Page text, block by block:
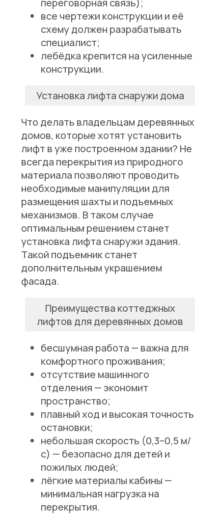
все чертежи конструкции и её
схему должен разрабатывать
специалист;
лебёдка крепится на усиленные
конструкции.
Установка лифта снаружи дома
Что делать владельцам деревянных
домов, которые хотят установить
лифт в уже построенном здании? Не
всегда перекрытия из природного
материала позволяют проводить
необходимые манипуляции для
размещения шахты и подъемных
механизмов. В таком случае
оптимальным решением станет
установка лифта снаружи здания.
Такой подъемник станет
дополнительным украшением
фасада.
Преимущества коттеджных
лифтов для деревянных домов
бесшумная работа — важна для
комфортного проживания;
отсутствие машинного
отделения — экономит
пространство;
плавный ход и высокая точность
остановки;
небольшая скорость (0,3–0,5 м/
с) — безопасно для детей и
пожилых людей;
лёгкие материалы кабины —
минимальная нагрузка на
перекрытия.